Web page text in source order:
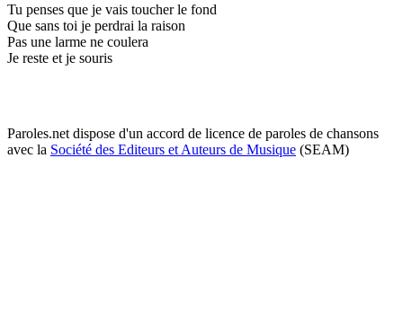
Tu penses que je vais toucher le fond
Que sans toi je perdrai la raison
Pas une larme ne coulera
Je reste et je souris
Paroles.net dispose d'un accord de licence de paroles de chansons
avec la Société des Editeurs et Auteurs de Musique (SEAM)